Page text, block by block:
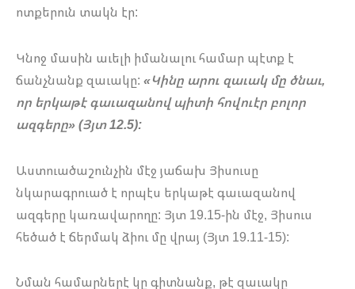
ոտքերուն տակն էր:
Կնոջ մասին աւելի իմանալու համար պէտք է
ճանչնանք զաւակը: «Կինը արու զաւակ մը ծնաւ,
որ երկաթէ գաւազանով պիտի հովուէր բոլոր
ազգերը» (Յյտ 12.5):
Աստուածաշունչին մէջ յաճախ Յիսուսը
նկարագրուած է որպէս երկաթէ գաւազանով
ազգերը կառավարողը: Յյտ 19.15-ին մէջ, Յիսուս
հեծած է ճերմակ ձիու մը վրայ (Յյտ 19.11-15):
Նման համարներէ կը գիտնանք, թէ զաւակը